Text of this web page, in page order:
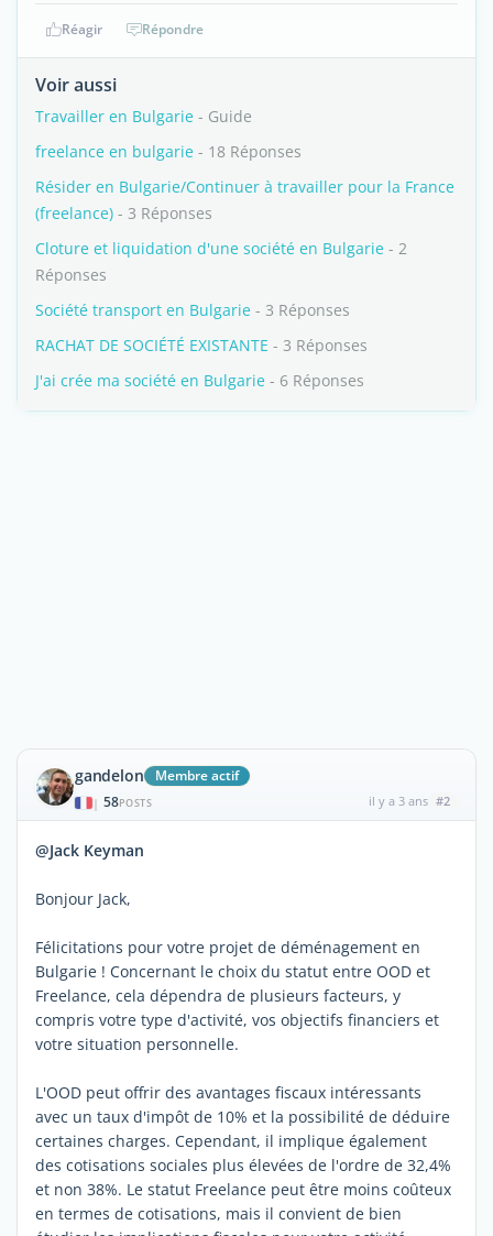
Réagir Répondre
Voir aussi
Travailler en Bulgarie - Guide
freelance en bulgarie - 18 Réponses
Résider en Bulgarie/Continuer à travailler pour la France
(freelance) - 3 Réponses
Cloture et liquidation d'une société en Bulgarie - 2
Réponses
Société transport en Bulgarie - 3 Réponses
RACHAT DE SOCIÉTÉ EXISTANTE - 3 Réponses
J'ai crée ma société en Bulgarie - 6 Réponses
gandelon Membre actif
| 58POSTS il y a 3 ans #2
@Jack Keyman
Bonjour Jack,
Félicitations pour votre projet de déménagement en
Bulgarie ! Concernant le choix du statut entre OOD et
Freelance, cela dépendra de plusieurs facteurs, y
compris votre type d'activité, vos objectifs financiers et
votre situation personnelle.
L'OOD peut offrir des avantages fiscaux intéressants
avec un taux d'impôt de 10% et la possibilité de déduire
certaines charges. Cependant, il implique également
des cotisations sociales plus élevées de l'ordre de 32,4%
et non 38%. Le statut Freelance peut être moins coûteux
en termes de cotisations, mais il convient de bien